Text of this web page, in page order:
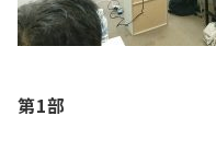
第1部